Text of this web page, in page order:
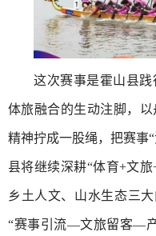
这次赛事是霍山县
体旅融合的生动注脚，
精神拧成一股绳，把赛事
县将继续深耕“体育+文
乡土人文、山水生态三
“赛事引流—文旅留客—